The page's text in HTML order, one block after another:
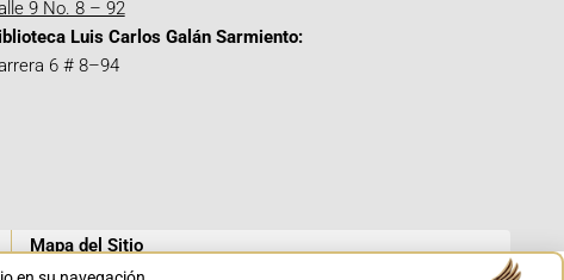
9 No. 8 – 92
Luis Carlos Galán Sarmiento:
6 # 8–94
Mapa del Sitio